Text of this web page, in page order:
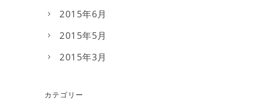
2015年6月
2015年5月
2015年3月
カテゴリー